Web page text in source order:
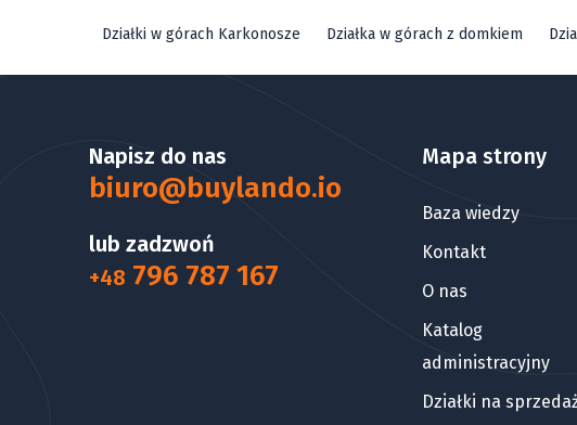
Działki w górach Karkonosze Działka w górach z domkiem
Napisz do nas
biuro@buylando.io
lub zadzwoń
+48 796 787 167
Mapa strony
Baza wiedzy
Kontakt
O nas
Katalog
administracyjny
Działki na